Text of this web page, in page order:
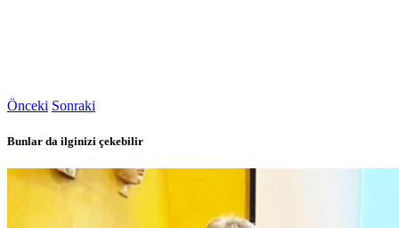
Önceki Sonraki
Bunlar da ilginizi çekebilir